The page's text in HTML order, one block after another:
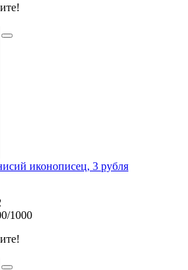
иконописец, 3 рубля
1000